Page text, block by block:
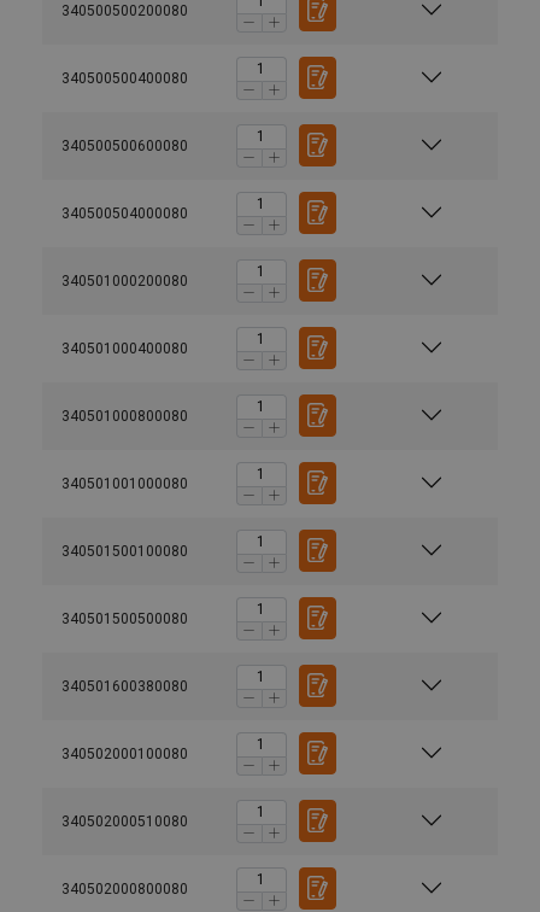
340500500200080
340500500400080
340500500600080
340500504000080
340501000200080
340501000400080
340501000800080
340501001000080
340501500100080
340501500500080
340501600380080
340502000100080
340502000510080
340502000800080